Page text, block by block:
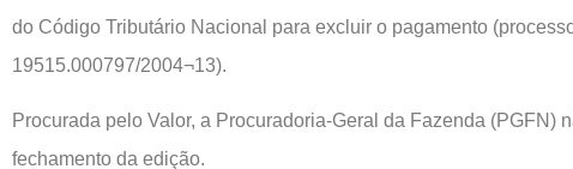
do Código Tributário Nacional para excluir o pagamento
19515.000797/2004¬13).
Procurada pelo Valor, a Procuradoria-Geral da Fazenda (PGFN)
fechamento da edição.